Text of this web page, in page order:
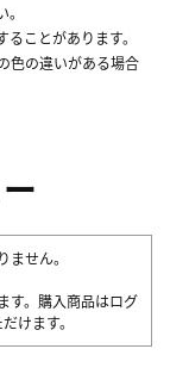
ことがあります。
色の違いがある場合
せん。
す。購入商品はログ
けます。